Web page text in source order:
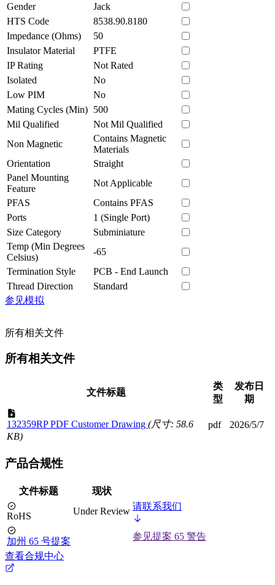
Gender
Jack
HTS Code
8538.90.8180
Impedance (Ohms)
50
Insulator Material
PTFE
IP Rating
Not Rated
Isolated
No
Low PIM
No
Mating Cycles (Min) 500
Mil Qualified
Not Mil Qualified
Non Magnetic
Contains Magnetic
Materials
Orientation
Straight
Panel Mounting
Feature
Not Applicable
PFAS
Contains PFAS
Ports
1 (Single Port)
Size Category
Subminiature
Temp (Min Degrees
Celsius)
-65
Termination Style
PCB - End Launch
Thread Direction
Standard
参见模拟
所有相关文件
所有相关文件
文件标题
类
型
发布日
期
132359RP PDF Customer Drawing (尺寸: 58.6
KB)
pdf 2026/5/7
产品合规性
文件标题 现状
RoHS Under Review 请联系我们
加州 65 号提案
参见提案 65 警告
查看合规中心